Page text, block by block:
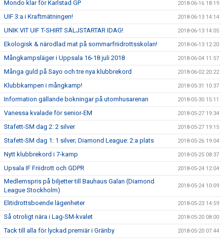
Mondo klar för Karlstad GP 2018-06-16 18:19
UIF 3:a i Kraftmätningen! 2018-06-13 14:14
UNIK VIT UIF T-SHIRT SÄLJSTARTAR IDAG! 2018-06-13 14:05
Ekologisk & närodlad mat på sommarfriidrottsskolan! 2018-06-13 12:20
Mångkampsläger i Uppsala 16-18 juli 2018 2018-06-04 11:57
Många guld på Sayo och tre nya klubbrekord 2018-06-02 20:22
Klubbkampen i mångkamp! 2018-05-31 10:37
Information gällande bokningar på utomhusarenan 2018-05-30 15:11
Vanessa kvalade för senior-EM 2018-05-27 19:34
Stafett-SM dag 2: 2 silver 2018-05-27 19:15
Stafett-SM dag 1: 1 silver; Diamond League: 2:a plats 2018-05-26 19:04
Nytt klubbrekord i 7-kamp 2018-05-25 08:37
Upsala IF Friidrott och GDPR 2018-05-24 12:04
Medlemspris på biljetter till Bauhaus Galan (Diamond
League Stockholm)
2018-05-24 10:09
Elitidrottsboende lägenheter 2018-05-23 14:59
Så otroligt nära i Lag-SM-kvalet 2018-05-20 08:00
Tack till alla för lyckad premiär i Gränby 2018-05-20 07:44